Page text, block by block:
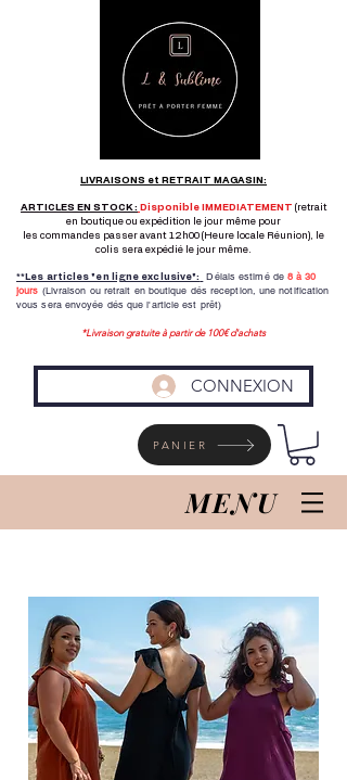
LIVRAISONS et RETRAIT MAGASIN:
ARTICLES EN STOCK : Disponible IMMEDIATEMENT (retrait
en boutique ou expédition le jour même pour
les commandes passer avant 12h00 (Heure locale Réunion), le
colis sera expédié le jour même.
**Les articles "en ligne exclusive": Délais estimé de 8 à 30
jours (Livraison ou retrait en boutique dés reception, une notification
vous sera envoyée dés que l'article est prêt)
*Livraison gratuite à partir de 100€ d'achats
CONNEXION
PANIER
MENU